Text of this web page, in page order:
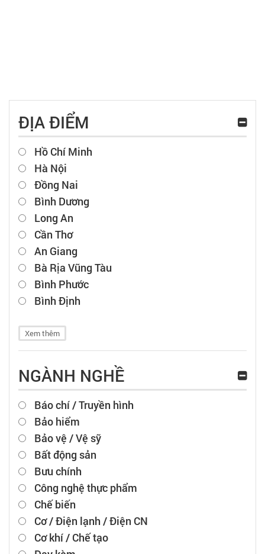
ĐỊA ĐIỂM
Hồ Chí Minh
Hà Nội
Đồng Nai
Bình Dương
Long An
Cần Thơ
An Giang
Bà Rịa Vũng Tàu
Bình Phước
Bình Định
Xem thêm
NGÀNH NGHỀ
Báo chí / Truyền hình
Bảo hiểm
Bảo vệ / Vệ sỹ
Bất động sản
Bưu chính
Công nghệ thực phẩm
Chế biến
Cơ / Điện lạnh / Điện CN
Cơ khí / Chế tạo